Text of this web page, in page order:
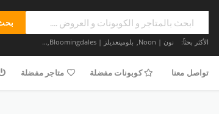
الأكثر بحثاً: نون | Noon , بلومينغديلز | Bloomingdales ,...
تواصل معنا كوبونات مفضلة متاجر مفضلة